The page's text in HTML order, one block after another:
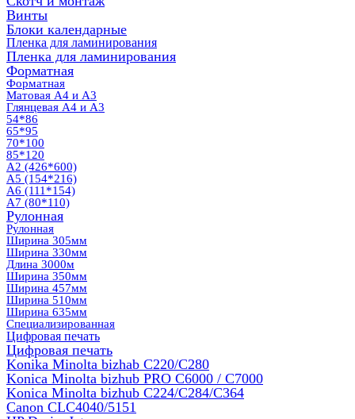
Винты
Блоки календарные
Пленка для ламинирования
Пленка для ламинирования
Форматная
Форматная
Матовая А4 и А3
Глянцевая А4 и А3
54*86
65*95
70*100
85*120
А2 (426*600)
А5 (154*216)
А6 (111*154)
А7 (80*110)
Рулонная
Рулонная
Ширина 305мм
Ширина 330мм
Длина 3000м
Ширина 350мм
Ширина 457мм
Ширина 510мм
Ширина 635мм
Специализированная
Цифровая печать
Цифровая печать
Konika Minolta bizhab C220/C280
Konica Minolta bizhub PRO C6000 / C7000
Konica Minolta bizhub С224/С284/С364
Canon CLC4040/5151